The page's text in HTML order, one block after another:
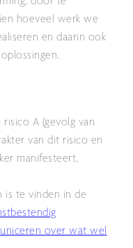
door te
hoeveel werk we
en daarin ook
A (gevolg van
van dit risico en
manifesteert,
is te vinden in de
over wat wel